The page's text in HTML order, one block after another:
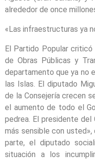
alrededor de once
«Las infraestructuras ya
El Partido Popular
de Obras Públicas y
departamento que ya no
las Islas. El diputado
de la Consejería crecen
el aumento de todo el
pedrea. El presidente del
más sensible con usted»,
parte, el diputado
situación a los